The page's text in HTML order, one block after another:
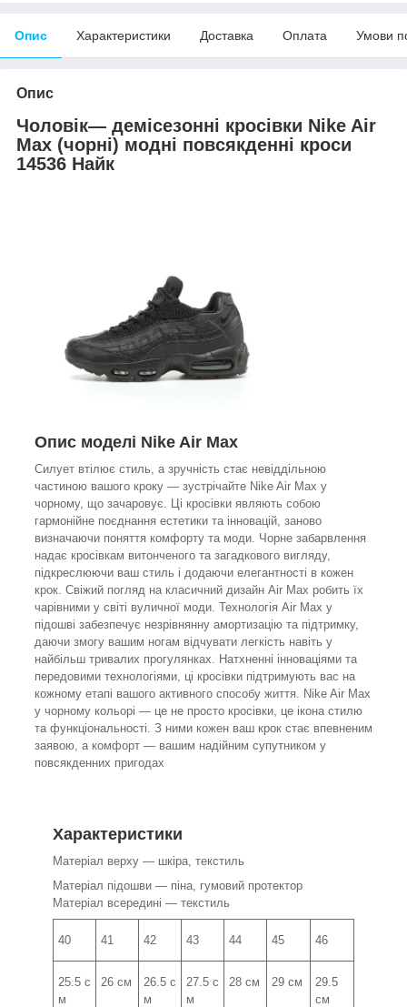
Опис Характеристики Доставка Оплата Умови
Опис
Чоловік— демісезонні кросівки Nike Air
Max (чорні) модні повсякденні кроси
14536 Найк
Опис моделі Nike Air Max
Силует втілює стиль, а зручність стає невіддільною
частиною вашого кроку — зустрічайте Nike Air Max у
чорному, що зачаровує. Ці кросівки являють собою
гармонійне поєднання естетики та інновацій, заново
визначаючи поняття комфорту та моди. Чорне забарвлення
надає кросівкам витонченого та загадкового вигляду,
підкреслюючи ваш стиль і додаючи елегантності в кожен
крок. Свіжий погляд на класичний дизайн Air Max робить їх
чарівними у світі вуличної моди. Технологія Air Max у
підошві забезпечує незрівнянну амортизацію та підтримку,
даючи змогу вашим ногам відчувати легкість навіть у
найбільш тривалих прогулянках. Натхненні інноваціями та
передовими технологіями, ці кросівки підтримують вас на
кожному етапі вашого активного способу життя. Nike Air Max
у чорному кольорі — це не просто кросівки, це ікона стилю
та функціональності. З ними кожен ваш крок стає впевненим
заявою, а комфорт — вашим надійним супутником у
повсякденних пригодах
Характеристики
Матеріал верху — шкіра, текстиль
Матеріал підошви — піна, гумовий протектор
Матеріал всередині — текстиль
40 41 42 43 44 45 46
25.5 с
м
26 см
26.5 с
м
27.5 с
м
28 см 29 см
29.5
см